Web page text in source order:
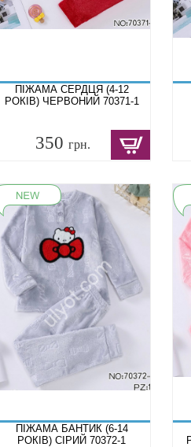
ПІЖАМА СЕРДЦЯ (4-12
РОКІВ) ЧЕРВОНИЙ 70371-1
350 грн.
ПІЖАМА БАНТИК (6-14
РОКІВ) СІРИЙ 70372-1